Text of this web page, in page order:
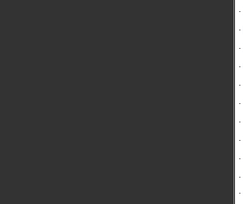
·
·
·
·
·
·
·
·
·
·
·